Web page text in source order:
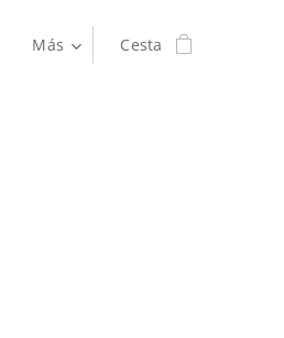
Más Cesta